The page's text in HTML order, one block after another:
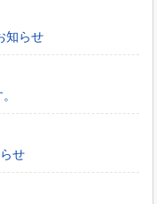
知らせ
せ